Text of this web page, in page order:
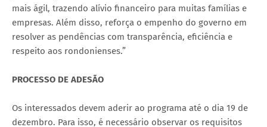
mais ágil, trazendo alívio financeiro para muitas famílias e
empresas. Além disso, reforça o empenho do governo em
resolver as pendências com transparência, eficiência e
respeito aos rondonienses.”
PROCESSO DE ADESÃO
Os interessados devem aderir ao programa até o dia 19 de
dezembro. Para isso, é necessário observar os requisitos